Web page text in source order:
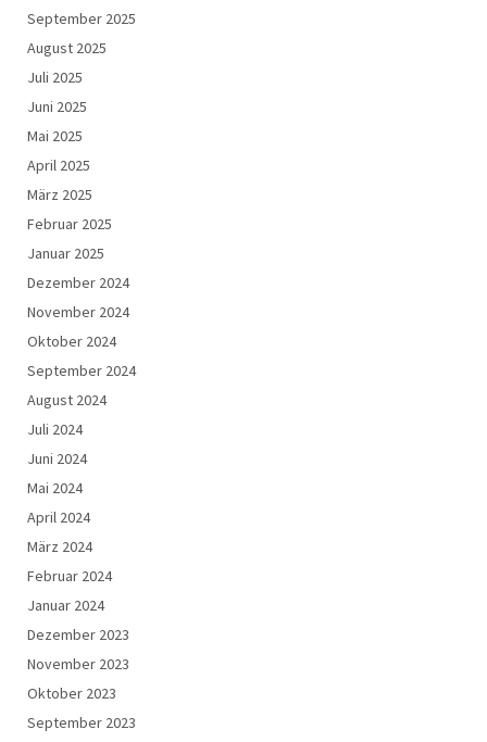
September 2025
August 2025
Juli 2025
Juni 2025
Mai 2025
April 2025
März 2025
Februar 2025
Januar 2025
Dezember 2024
November 2024
Oktober 2024
September 2024
August 2024
Juli 2024
Juni 2024
Mai 2024
April 2024
März 2024
Februar 2024
Januar 2024
Dezember 2023
November 2023
Oktober 2023
September 2023